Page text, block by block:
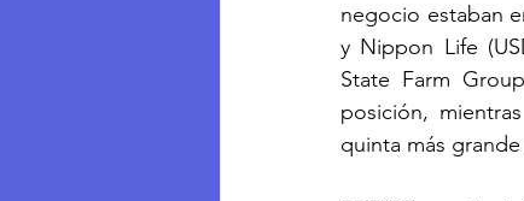
negocio estaban
y Nippon Life
State Farm
posición,
quinta más